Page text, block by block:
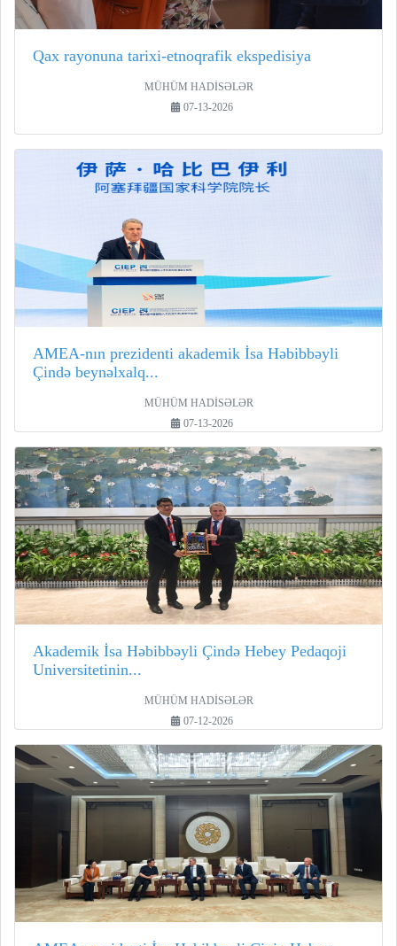
Qax rayonuna tarixi-etnoqrafik ekspedisiya
MÜHÜM HADİSƏLƏR
07-13-2026
AMEA-nın prezidenti akademik İsa Həbibbəyli
Çində beynəlxalq...
MÜHÜM HADİSƏLƏR
07-13-2026
Akademik İsa Həbibbəyli Çində Hebey Pedaqoji
Universitetinin...
MÜHÜM HADİSƏLƏR
07-12-2026